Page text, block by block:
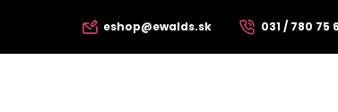
eshop@ewalds.sk 031 / 780 75